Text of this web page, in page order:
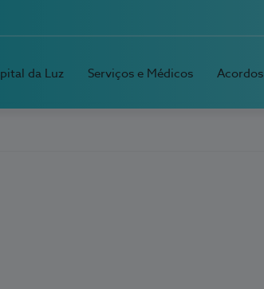
da Luz Serviços e Médicos Acordos